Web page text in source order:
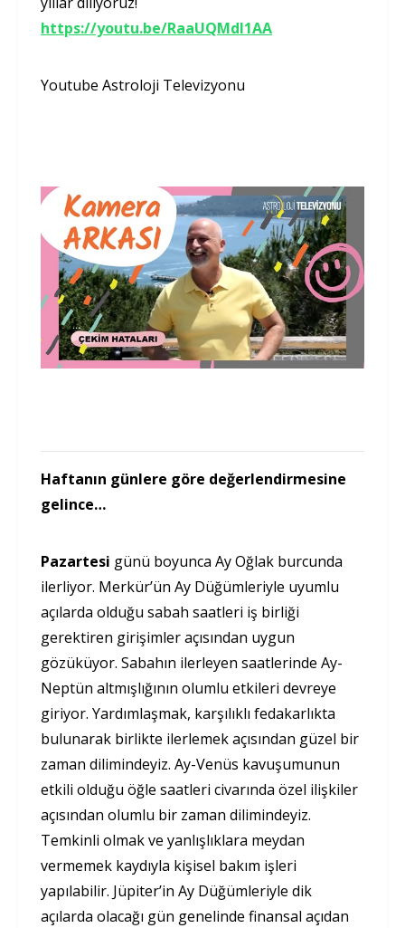
https://youtu.be/RaaUQMdl1AA
Youtube Astroloji Televizyonu
Haftanın günlere göre değerlendirmesine
gelince…
Pazartesi günü boyunca Ay Oğlak burcunda
ilerliyor. Merkür’ün Ay Düğümleriyle uyumlu
açılarda olduğu sabah saatleri iş birliği
gerektiren girişimler açısından uygun
gözüküyor. Sabahın ilerleyen saatlerinde Ay-
Neptün altmışlığının olumlu etkileri devreye
giriyor. Yardımlaşmak, karşılıklı fedakarlıkta
bulunarak birlikte ilerlemek açısından güzel bir
zaman dilimindeyiz. Ay-Venüs kavuşumunun
etkili olduğu öğle saatleri civarında özel ilişkiler
açısından olumlu bir zaman dilimindeyiz.
Temkinli olmak ve yanlışlıklara meydan
vermemek kaydıyla kişisel bakım işleri
yapılabilir. Jüpiter’in Ay Düğümleriyle dik
açılarda olacağı gün genelinde finansal açıdan